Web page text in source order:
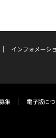
インフォメーシ
集 電子版に